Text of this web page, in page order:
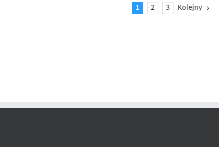
1 2 3 Kolejny